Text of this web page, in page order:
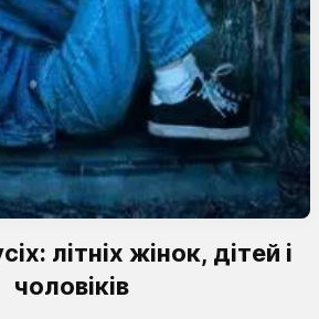
літніх жінок, дітей і
чоловіків